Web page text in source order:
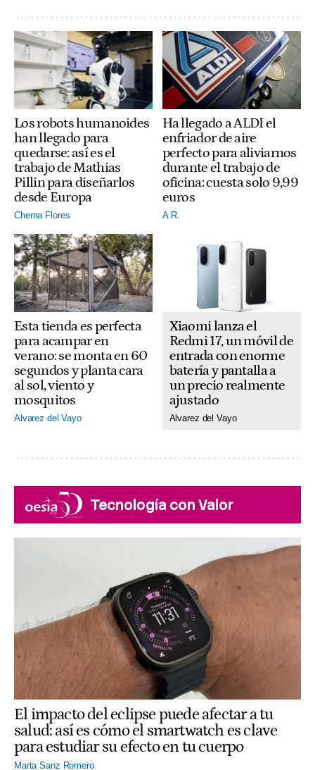
Los robots humanoides
han llegado para
quedarse: así es el
trabajo de Mathias
Pillin para diseñarlos
desde Europa
Chema Flores
Ha llegado a ALDI el
enfriador de aire
perfecto para aliviarnos
durante el trabajo de
oficina: cuesta solo 9,99
euros
A.R.
Esta tienda es perfecta
para acampar en
verano: se monta en 60
segundos y planta cara
al sol, viento y
mosquitos
Alvarez del Vayo
Xiaomi lanza el
Redmi 17, un móvil de
entrada con enorme
batería y pantalla a
un precio realmente
ajustado
Alvarez del Vayo
Tecnología con Valor
El impacto del eclipse puede afectar a tu
salud: así es cómo el smartwatch es clave
para estudiar su efecto en tu cuerpo
Marta Sanz Romero